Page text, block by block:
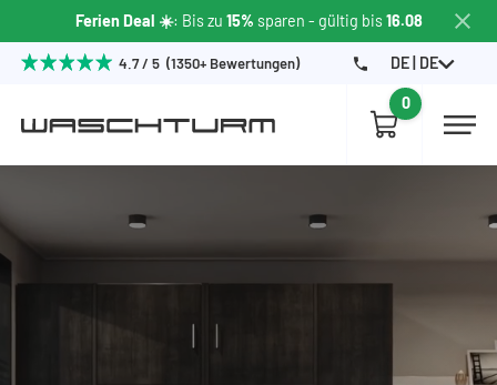
Ferien Deal ☀️: Bis zu 15% sparen - gültig bis16.08
4.7 / 5 (1350+ Bewertungen) DE | DE
0